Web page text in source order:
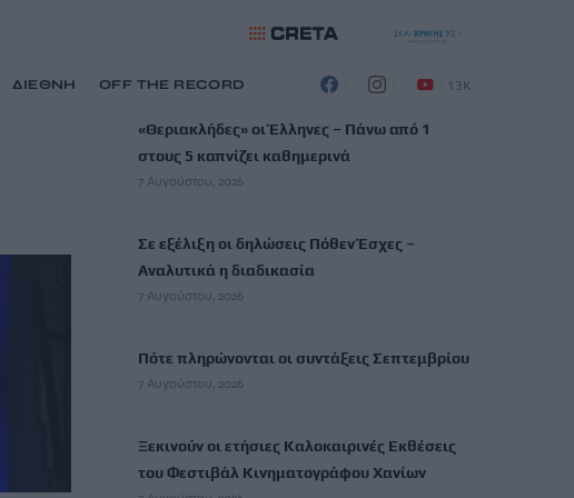
ΔΙΕΘΝΗ OFF THE RECORD 13K
ΡΟΗ ΕΙΔΗΣΕΩΝ
«Θεριακλήδες» οι Έλληνες – Πάνω από 1
στους 5 καπνίζει καθημερινά
7 Αυγούστου, 2026
Σε εξέλιξη οι δηλώσεις Πόθεν Έσχες –
Αναλυτικά η διαδικασία
7 Αυγούστου, 2026
Πότε πληρώνονται οι συντάξεις Σεπτεμβρίου
7 Αυγούστου, 2026
Ξεκινούν οι ετήσιες Καλοκαιρινές Εκθέσεις
του Φεστιβάλ Κινηματογράφου Χανίων